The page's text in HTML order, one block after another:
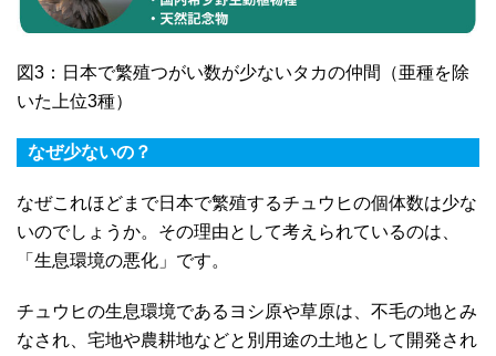
図3：日本で繁殖つがい数が少ないタカの仲間（亜種を除
いた上位3種）
なぜ少ないの？
なぜこれほどまで日本で繁殖するチュウヒの個体数は少な
いのでしょうか。その理由として考えられているのは、
「生息環境の悪化」です。
チュウヒの生息環境であるヨシ原や草原は、不毛の地とみ
なされ、宅地や農耕地などと別用途の土地として開発され